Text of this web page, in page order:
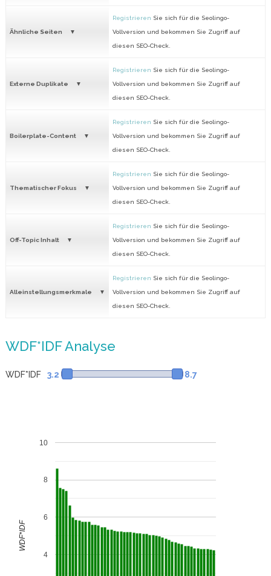
Ähnliche Seiten
Registrieren Sie sich für die Seolingo-
Vollversion und bekommen Sie Zugriff auf
diesen SEO-Check.
Externe Duplikate
Registrieren Sie sich für die Seolingo-
Vollversion und bekommen Sie Zugriff auf
diesen SEO-Check.
Boilerplate-Content
Registrieren Sie sich für die Seolingo-
Vollversion und bekommen Sie Zugriff auf
diesen SEO-Check.
Thematischer Fokus
Registrieren Sie sich für die Seolingo-
Vollversion und bekommen Sie Zugriff auf
diesen SEO-Check.
Off-Topic Inhalt
Registrieren Sie sich für die Seolingo-
Vollversion und bekommen Sie Zugriff auf
diesen SEO-Check.
Alleinstellungsmerkmale
Registrieren Sie sich für die Seolingo-
Vollversion und bekommen Sie Zugriff auf
diesen SEO-Check.
WDF*IDF Analyse
WDF*IDF 3.2 8.7
4
6
8
10
WDF*IDF